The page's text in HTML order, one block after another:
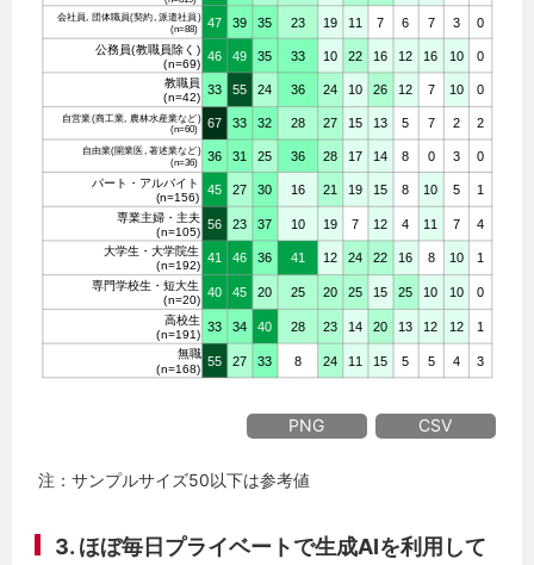
PNG CSV
注：サンプルサイズ50以下は参考値
3. ほぼ毎日プライベートで生成AIを利用して